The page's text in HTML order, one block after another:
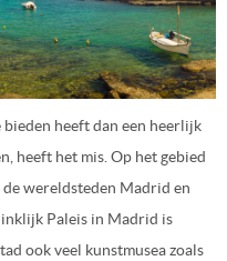
heeft dan een heerlijk
heeft het mis. Op het gebied
wereldsteden Madrid en
Paleis in Madrid is
ook veel kunstmusea zoals